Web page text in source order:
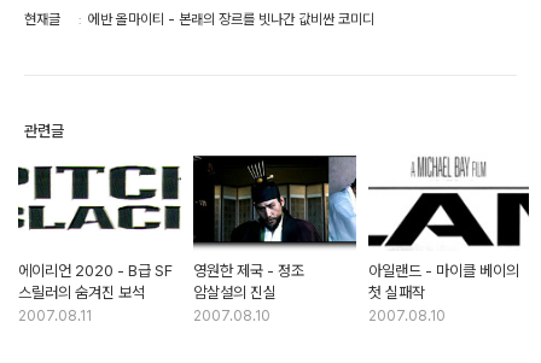
현재글 에반 올마이티 - 본래의 장르를 빗나간 값비싼 코미디
관련글
에이리언 2020 - B급 SF
스릴러의 숨겨진 보석
2007.08.11
영원한 제국 - 정조
암살설의 진실
2007.08.10
아일랜드 - 마이클 베이의
첫 실패작
2007.08.10